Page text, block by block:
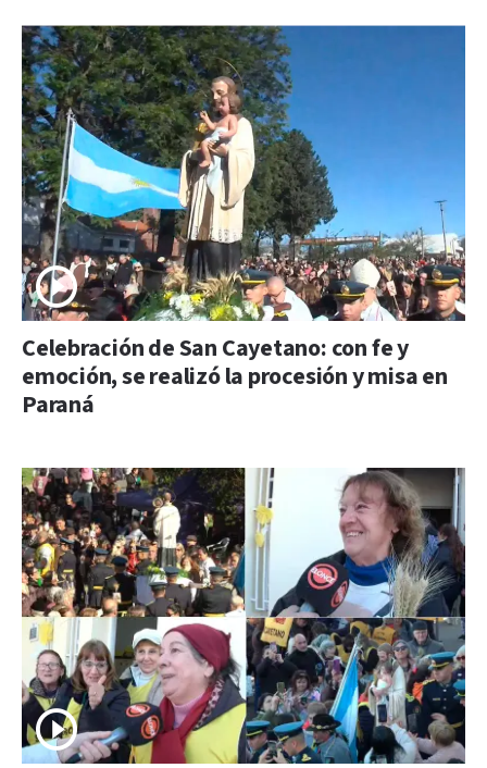
Celebración de San Cayetano: con fe y
emoción, se realizó la procesión y misa en
Paraná